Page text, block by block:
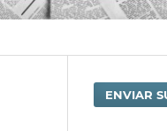
ENVIAR